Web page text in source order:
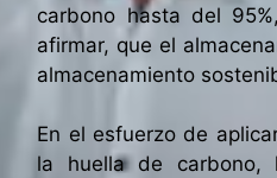
carbono hasta del
afirmar, que el
almacenamiento
En el esfuerzo de
la huella de carbono,